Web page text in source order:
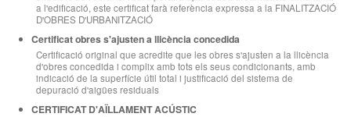
a l'edificació, este certificat farà referència expressa a la FINALITZACIÓ
D'OBRES D'URBANITZACIÓ
Certificat obres s'ajusten a llicència concedida
Certificació original que acredite que les obres s'ajusten a la llicència
d'obres concedida i complix amb tots els seus condicionants, amb
indicació de la superfície útil total i justificació del sistema de
depuració d'aigües residuals
CERTIFICAT D'AÏLLAMENT ACÚSTIC